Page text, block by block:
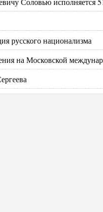
русского национализма
на Московской